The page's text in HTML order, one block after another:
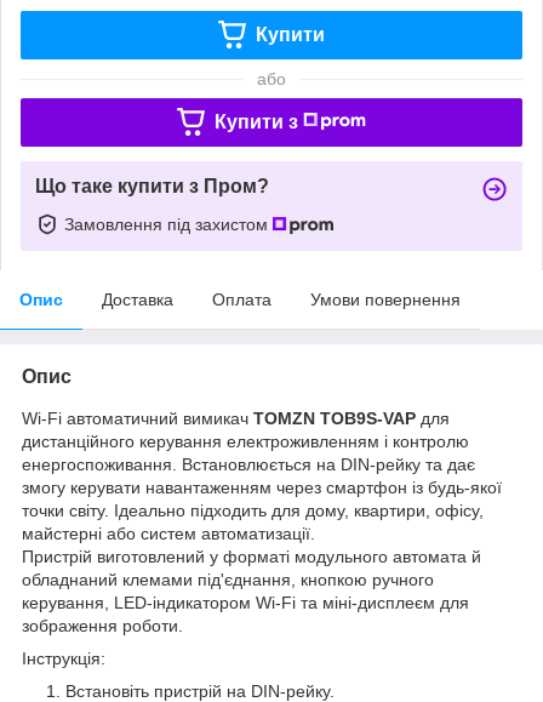
Купити
або
Купити з
Що таке купити з Пром?
Замовлення під захистом
Опис Доставка Оплата Умови повернення
Опис
Wi-Fi автоматичний вимикач TOMZN TOB9S-VAP для
дистанційного керування електроживленням і контролю
енергоспоживання. Встановлюється на DIN-рейку та дає
змогу керувати навантаженням через смартфон із будь-якої
точки світу. Ідеально підходить для дому, квартири, офісу,
майстерні або систем автоматизації.
Пристрій виготовлений у форматі модульного автомата й
обладнаний клемами під'єднання, кнопкою ручного
керування, LED-індикатором Wi-Fi та міні-дисплеєм для
зображення роботи.
Інструкція:
Встановіть пристрій на DIN-рейку.